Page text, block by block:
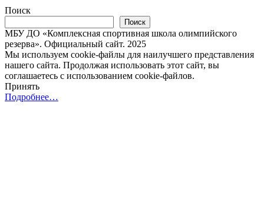
Поиск
Поиск
МБУ ДО «Комплексная спортивная школа олимпийского
резерва». Официальный сайт. 2025
Мы используем cookie-файлы для наилучшего представления
нашего сайта. Продолжая использовать этот сайт, вы
соглашаетесь с использованием cookie-файлов.
Принять
Подробнее…